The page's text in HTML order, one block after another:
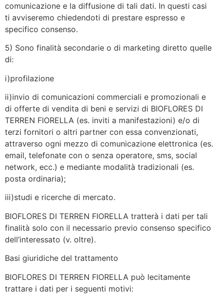
comunicazione e la diffusione di tali dati. In questi casi
ti avviseremo chiedendoti di prestare espresso e
specifico consenso.
5) Sono finalità secondarie o di marketing diretto quelle
di:
i)profilazione
ii)invio di comunicazioni commerciali e promozionali e
di offerte di vendita di beni e servizi di BIOFLORES DI
TERREN FIORELLA (es. inviti a manifestazioni) e/o di
terzi fornitori o altri partner con essa convenzionati,
attraverso ogni mezzo di comunicazione elettronica (es.
email, telefonate con o senza operatore, sms, social
network, ecc.) e mediante modalità tradizionali (es.
posta ordinaria);
iii)studi e ricerche di mercato.
BIOFLORES DI TERREN FIORELLA tratterà i dati per tali
finalità solo con il necessario previo consenso specifico
dell’interessato (v. oltre).
Basi giuridiche del trattamento
BIOFLORES DI TERREN FIORELLA può lecitamente
trattare i dati per i seguenti motivi: